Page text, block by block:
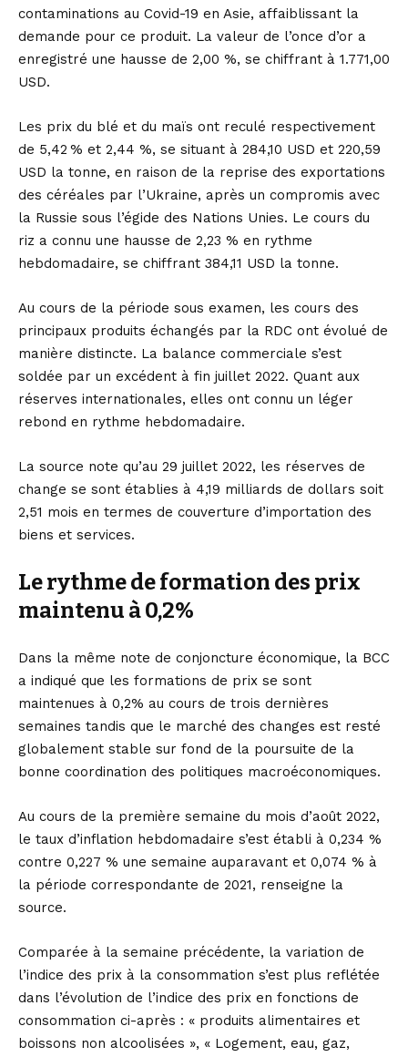
contaminations au Covid-19 en Asie, affaiblissant la
demande pour ce produit. La valeur de l’once d’or a
enregistré une hausse de 2,00 %, se chiffrant à 1.771,00
USD.
Les prix du blé et du maïs ont reculé respectivement
de 5,42 % et 2,44 %, se situant à 284,10 USD et 220,59
USD la tonne, en raison de la reprise des exportations
des céréales par l’Ukraine, après un compromis avec
la Russie sous l’égide des Nations Unies. Le cours du
riz a connu une hausse de 2,23 % en rythme
hebdomadaire, se chiffrant 384,11 USD la tonne.
Au cours de la période sous examen, les cours des
principaux produits échangés par la RDC ont évolué de
manière distincte. La balance commerciale s’est
soldée par un excédent à fin juillet 2022. Quant aux
réserves internationales, elles ont connu un léger
rebond en rythme hebdomadaire.
La source note qu’au 29 juillet 2022, les réserves de
change se sont établies à 4,19 milliards de dollars soit
2,51 mois en termes de couverture d’importation des
biens et services.
Le rythme de formation des prix
maintenu à 0,2%
Dans la même note de conjoncture économique, la BCC
a indiqué que les formations de prix se sont
maintenues à 0,2% au cours de trois dernières
semaines tandis que le marché des changes est resté
globalement stable sur fond de la poursuite de la
bonne coordination des politiques macroéconomiques.
Au cours de la première semaine du mois d’août 2022,
le taux d’inflation hebdomadaire s’est établi à 0,234 %
contre 0,227 % une semaine auparavant et 0,074 % à
la période correspondante de 2021, renseigne la
source.
Comparée à la semaine précédente, la variation de
l’indice des prix à la consommation s’est plus reflétée
dans l’évolution de l’indice des prix en fonctions de
consommation ci-après : « produits alimentaires et
boissons non alcoolisées », « Logement, eau, gaz,